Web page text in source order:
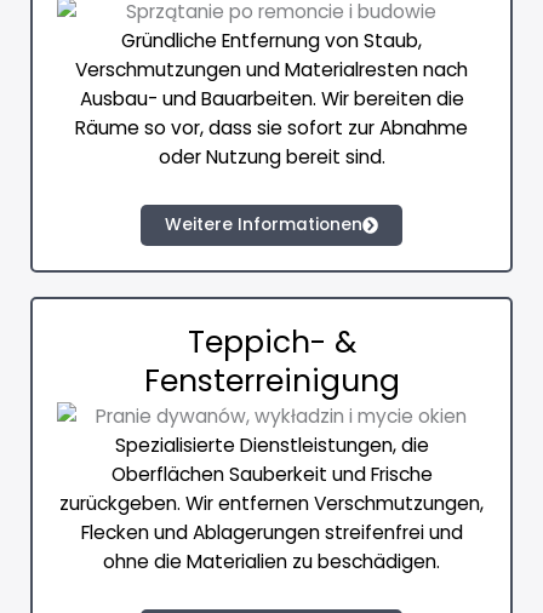
Gründliche Entfernung von Staub,
Verschmutzungen und Materialresten nach
Ausbau- und Bauarbeiten. Wir bereiten die
Räume so vor, dass sie sofort zur Abnahme
oder Nutzung bereit sind.
Weitere Informationen
Teppich- &
Fensterreinigung
Spezialisierte Dienstleistungen, die
Oberflächen Sauberkeit und Frische
zurückgeben. Wir entfernen Verschmutzungen,
Flecken und Ablagerungen streifenfrei und
ohne die Materialien zu beschädigen.